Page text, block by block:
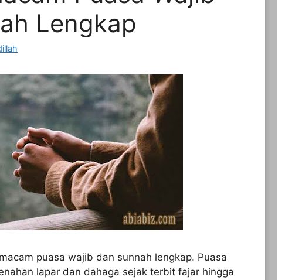
Lengkap
puasa wajib dan sunnah lengkap. Puasa
lapar dan dahaga sejak terbit fajar hingga